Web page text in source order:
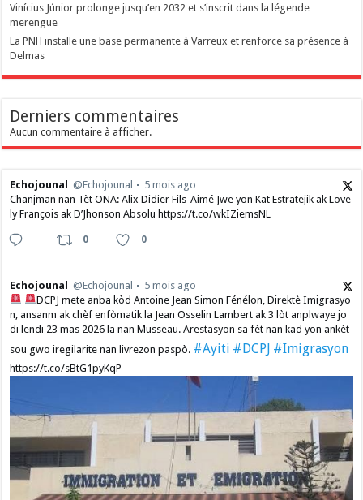
Vinícius Júnior prolonge jusqu’en 2032 et s’inscrit dans la légende
merengue
La PNH installe une base permanente à Varreux et renforce sa présence à
Delmas
Derniers commentaires
Aucun commentaire à afficher.
Echojounal @Echojounal
5 mois ago
Chanjman nan Tèt ONA: Alix Didier Fils-Aimé Jwe yon Kat Estratejik ak Love
ly François ak D’Jhonson Absolu https://t.co/wkIZiemsNL
0 0
Echojounal @Echojounal
5 mois ago
DCPJ mete anba kòd Antoine Jean Simon Fénélon, Direktè Imigrasyo
n, ansanm ak chèf enfòmatik la Jean Osselin Lambert ak 3 lòt anplwaye jo
di lendi 23 mas 2026 la nan Musseau. Arestasyon sa fèt nan kad yon ankèt
sou gwo iregilarite nan livrezon paspò. #Ayiti #DCPJ #Imigrasyon
https://t.co/sBtG1pyKqP